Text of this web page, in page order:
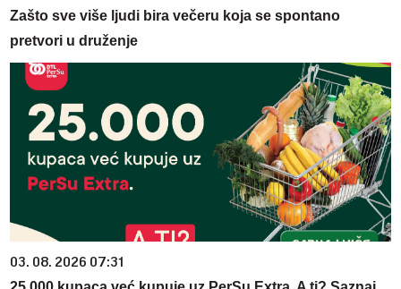
Zašto sve više ljudi bira večeru koja se spontano
pretvori u druženje
03. 08. 2026 07:31